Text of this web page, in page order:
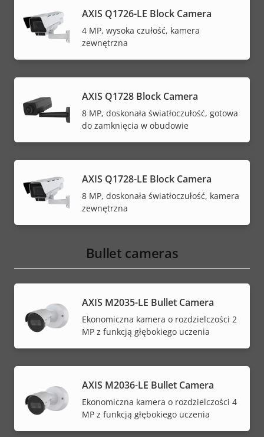
AXIS Q1726-LE Block Camera
4 MP, wysoka czułość, kamera
zewnętrzna
AXIS Q1728 Block Camera
8 MP, doskonała światłoczułość, gotowa
do zamknięcia w obudowie
AXIS Q1728-LE Block Camera
8 MP, doskonała światłoczułość, kamera
zewnętrzna
Bullet cameras
AXIS M2035-LE Bullet Camera
Ekonomiczna kamera o rozdzielczości 2
MP z funkcją głębokiego uczenia
AXIS M2036-LE Bullet Camera
Ekonomiczna kamera o rozdzielczości 4
MP z funkcją głębokiego uczenia